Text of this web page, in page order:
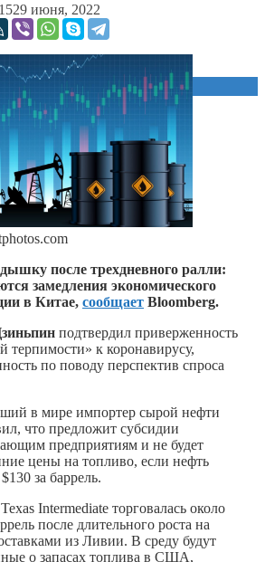
29 июня, 2022
после трехдневного ралли:
замедления экономического
в Китае, сообщает Bloomberg.
подтвердил приверженность
терпимости» к коронавирусу,
по поводу перспектив спроса
в мире импортер сырой нефти
что предложит субсидии
предприятиям и не будет
цены на топливо, если нефть
за баррель.
Intermediate торговалась около
после длительного роста на
из Ливии. В среду будут
о запасах топлива в США,